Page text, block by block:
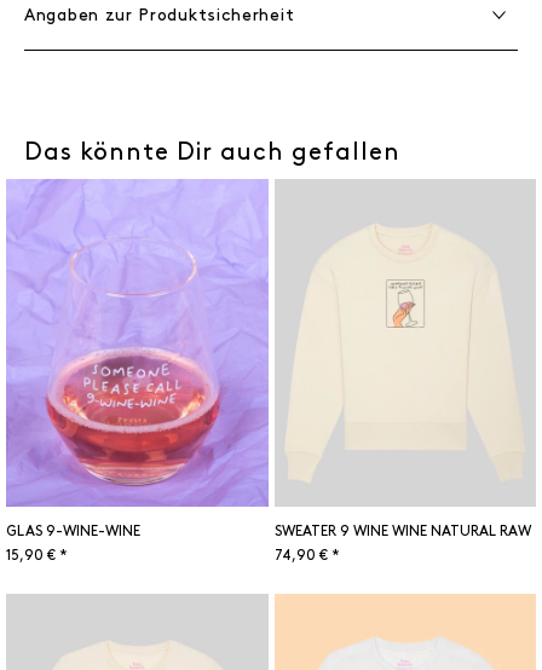
Angaben zur Produktsicherheit
Das könnte Dir auch gefallen
GLAS 9-WINE-WINE
15,90 € *
SWEATER 9 WINE WINE NATURAL RAW
74,90 € *